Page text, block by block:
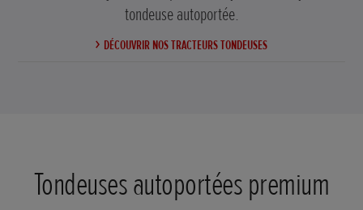
tondeuse autoportée.
DÉCOUVRIR NOS TRACTEURS TONDEUSES
Tondeuses autoportées premium